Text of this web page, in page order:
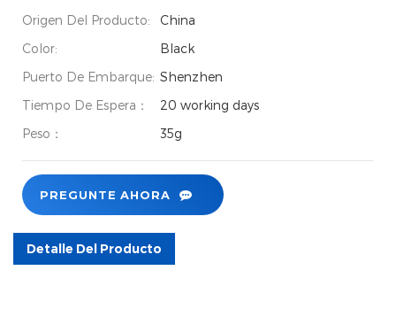
Origen Del Producto:
China
Color:
Black
Puerto De Embarque: Shenzhen
Tiempo De Espera：
20 working days
Peso：
35g
PREGUNTE AHORA
Detalle Del Producto